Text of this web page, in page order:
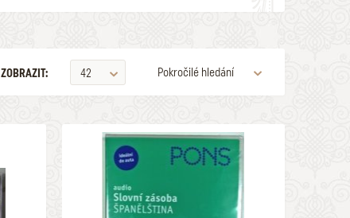
Pokročilé hledání
ZOBRAZIT: 42
PODEPSANÉ